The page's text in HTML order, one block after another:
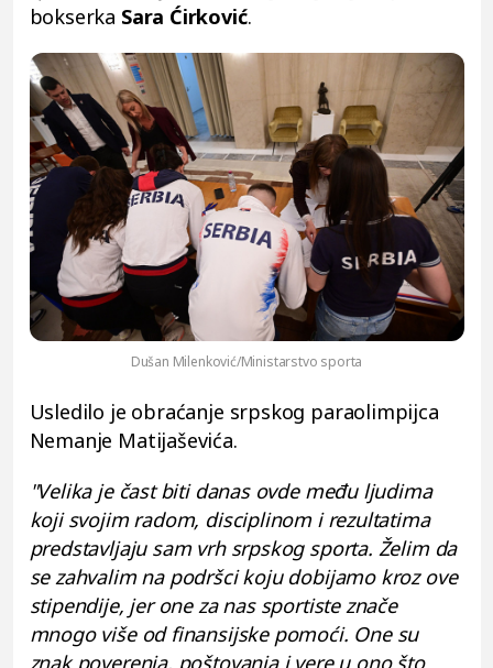
bokserka Sara Ćirković.
Dušan Milenković/Ministarstvo sporta
Usledilo je obraćanje srpskog paraolimpijca
Nemanje Matijaševića.
"Velika je čast biti danas ovde među ljudima
koji svojim radom, disciplinom i rezultatima
predstavljaju sam vrh srpskog sporta. Želim da
se zahvalim na podršci koju dobijamo kroz ove
stipendije, jer one za nas sportiste znače
mnogo više od finansijske pomoći. One su